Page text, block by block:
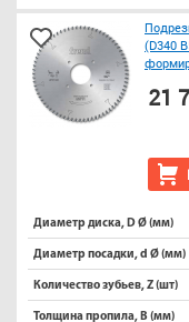
(D340
21
Диаметр диска, D Ø (мм)
Диаметр посадки, d Ø (мм)
Количество зубьев, Z (шт)
Толщина пропила, B (мм)